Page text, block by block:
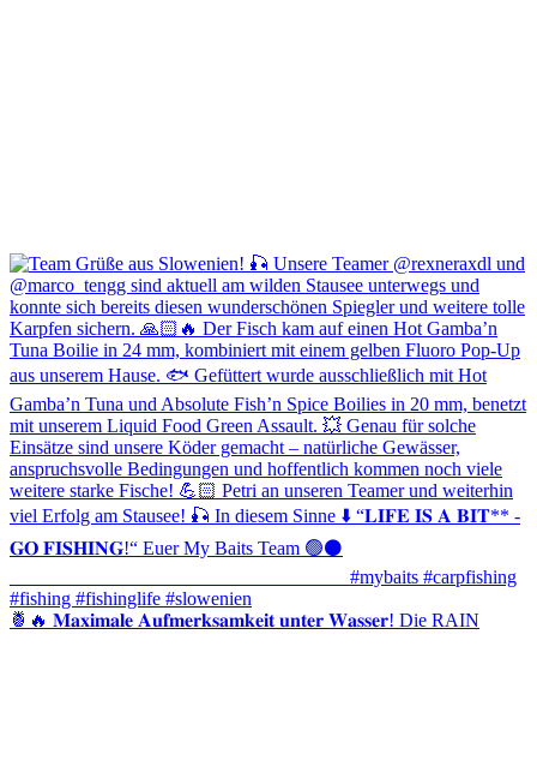
🍍🔥 𝐌𝐚𝐱𝐢𝐦𝐚𝐥𝐞 𝐀𝐮𝐟𝐦𝐞𝐫𝐤𝐬𝐚𝐦𝐤𝐞𝐢𝐭 𝐮𝐧𝐭𝐞𝐫 𝐖𝐚𝐬𝐬𝐞𝐫! Die RAIN